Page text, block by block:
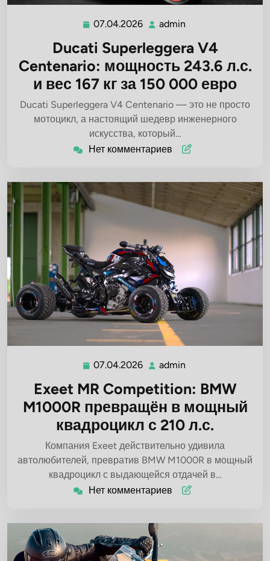
07.04.2026 07.04.2026
admin
Ducati Superleggera V4
Centenario: мощность 243.6 л.с.
и вес 167 кг за 150 000 евро
Ducati Superleggera V4 Centenario — это не просто
мотоцикл, а настоящий шедевр инженерного
искусства, который…
Нет комментариев
07.04.2026 07.04.2026
admin
Exeet MR Competition: BMW
M1000R превращён в мощный
квадроцикл с 210 л.с.
Компания Exeet действительно удивила
автолюбителей, превратив BMW M1000R в мощный
квадроцикл с выдающейся отдачей в…
Нет комментариев